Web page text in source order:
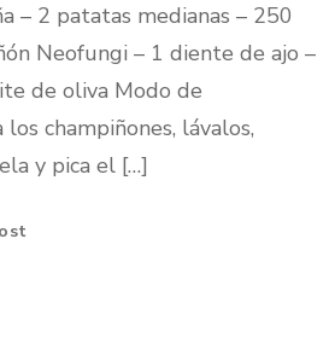
– 2 patatas medianas – 250
Neofungi – 1 diente de ajo –
de oliva Modo de
champiñones, lávalos,
y pica el […]